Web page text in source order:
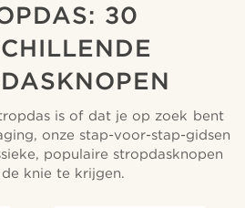
30
is of dat je op zoek bent
onze stap-voor-stap-gidsen
populaire stropdasknopen
knie te krijgen.